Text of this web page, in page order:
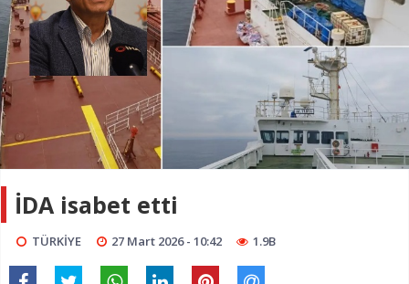
İDA isabet etti
TÜRKİYE 27 Mart 2026 - 10:42 1.9B